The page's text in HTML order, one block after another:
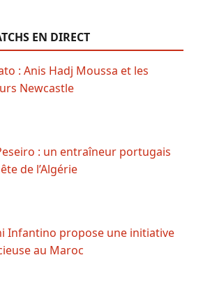
EN DIRECT
: Anis Hadj Moussa et les
Newcastle
: un entraîneur portugais
de l’Algérie
Infantino propose une initiative
au Maroc